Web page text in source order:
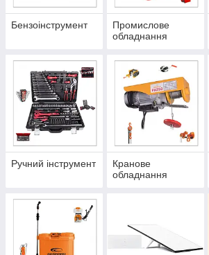
Бензоінструмент
Промислове
обладнання
Ручний інструмент
Кранове
обладнання